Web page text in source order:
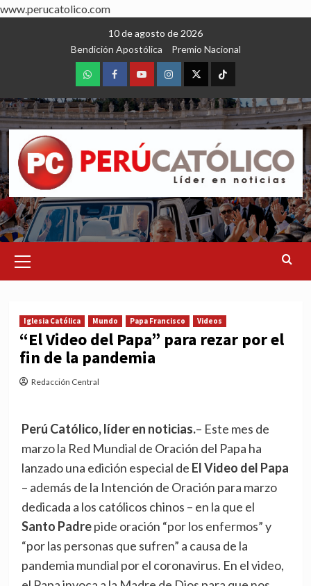
www.perucatolico.com
10 de agosto de 2026
Bendición Apostólica
Premio Nacional
WhatsAppFacebookYoutubeInstagram
X TikTok
Menu
Iglesia Católica Mundo Papa Francisco Videos
“El Video del Papa” para rezar por el
fin de la pandemia
Redacción Central
Perú Católico, líder en noticias.– Este mes de
marzo la Red Mundial de Oración del Papa ha
lanzado una edición especial de El Video del Papa
– además de la Intención de Oración para marzo
dedicada a los católicos chinos – en la que el
Santo Padrepide oración “por los enfermos” y
“por las personas que sufren” a causa de la
pandemia mundial por el coronavirus. En el video,